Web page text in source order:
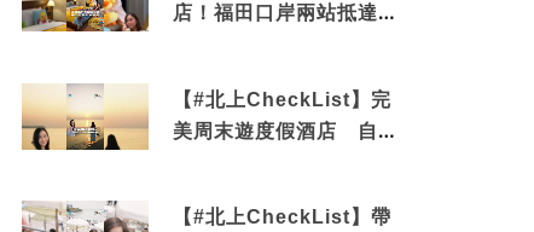
店！福田口岸兩站抵達
【#北上CheckList】完
美周末遊度假酒店 自帶
【#北上CheckList】帶